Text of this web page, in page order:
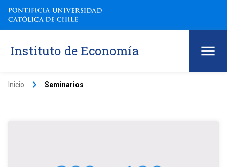
Instituto de Economía
Inicio keyboard_arrow_right Seminarios